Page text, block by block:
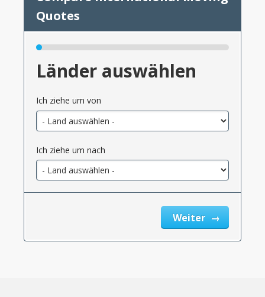
Länder auswählen
Ich ziehe um von
Ich ziehe um nach
Weiter